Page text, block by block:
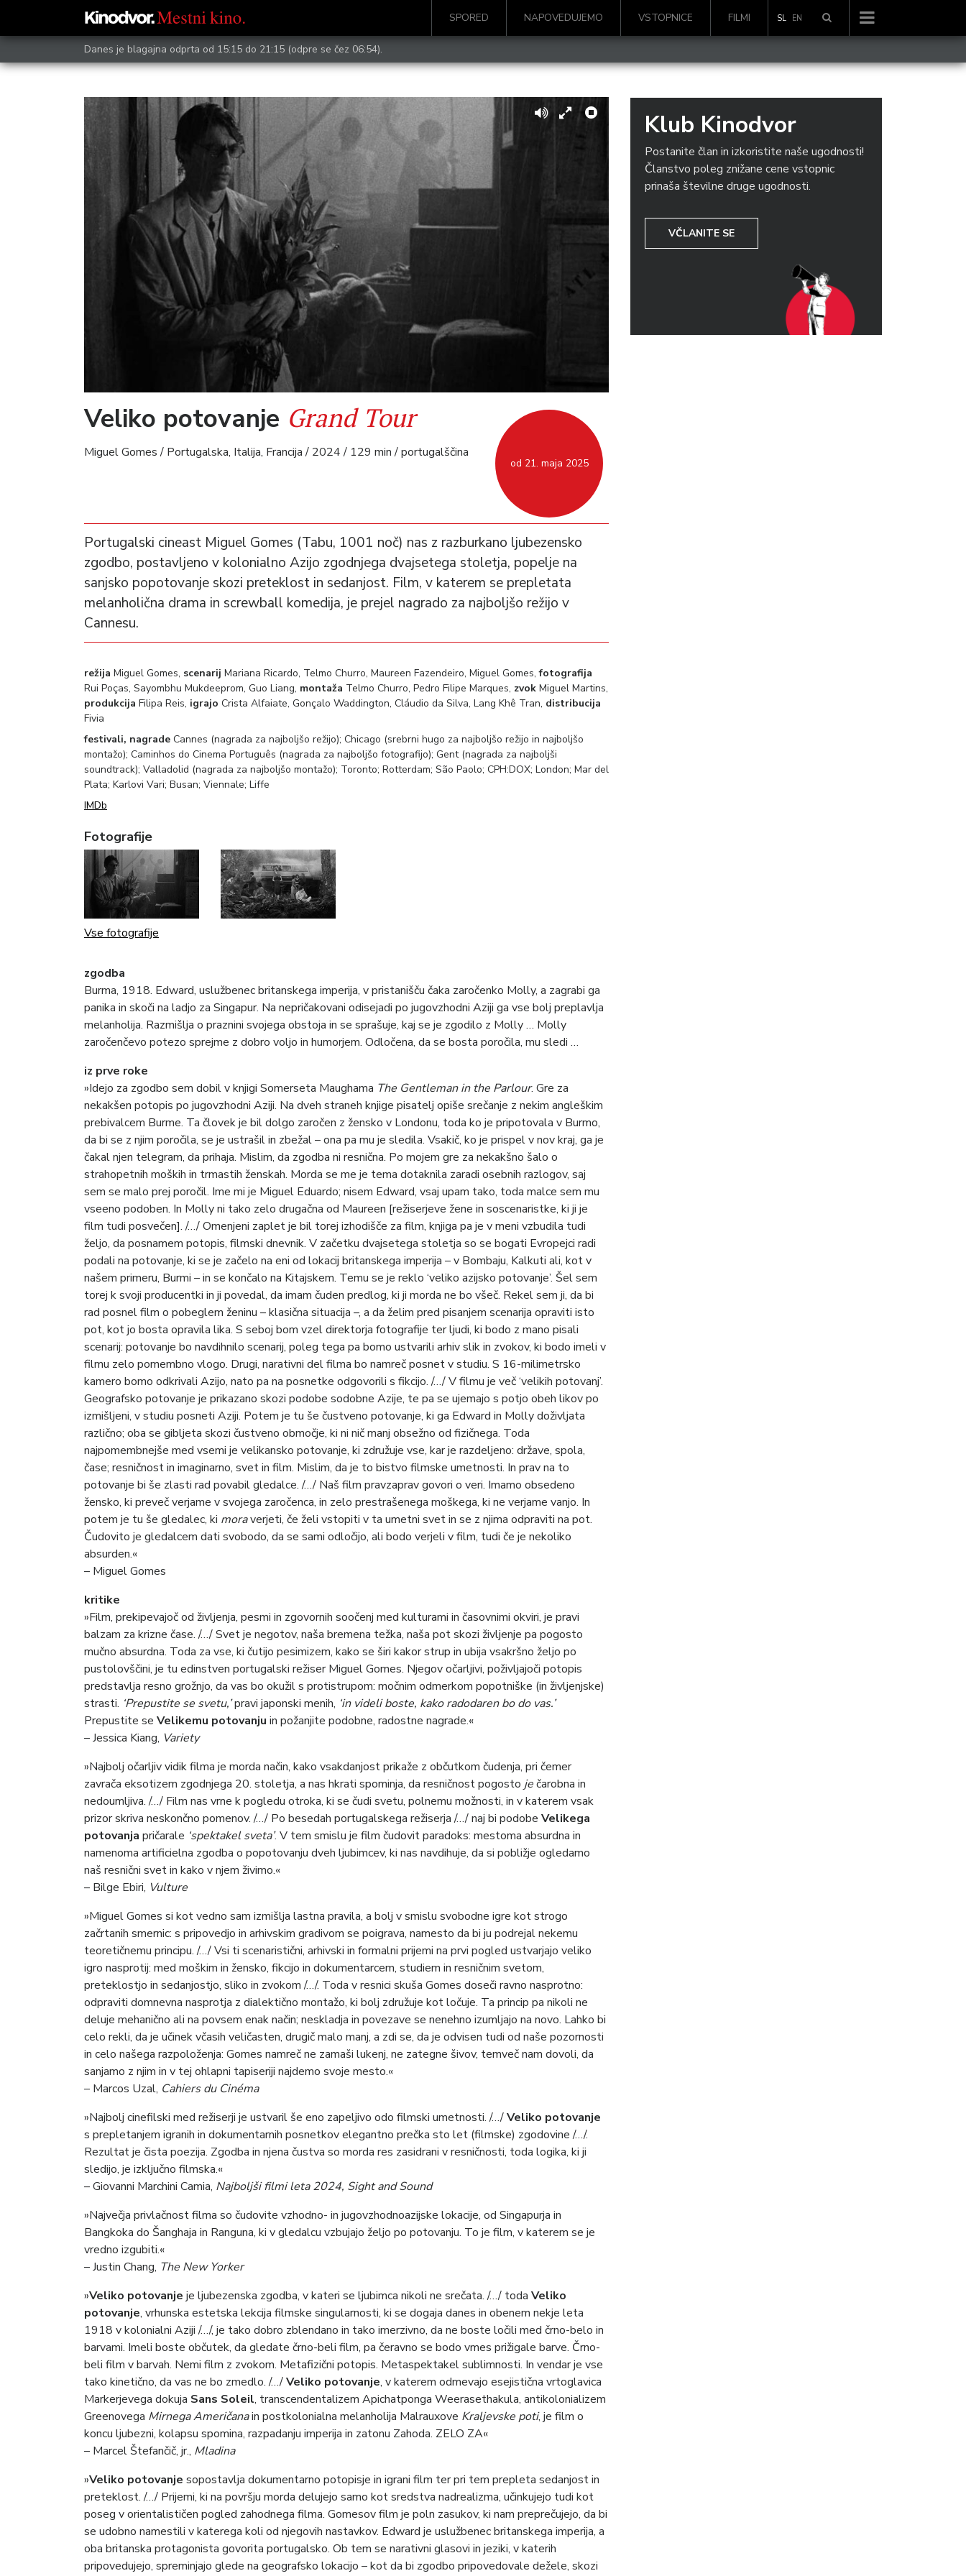
SPORED NAPOVEDUJEMO VSTOPNICE FILMI SL EN
Danes je blagajna odprta od 15:15 do 21:15 (odpre se čez 06:54).
od 21. maja 2025
Veliko potovanje Grand Tour
Miguel Gomes / Portugalska, Italija, Francija / 2024 / 129 min / portugalščina
Portugalski cineast Miguel Gomes (Tabu, 1001 noč) nas z razburkano ljubezensko
zgodbo, postavljeno v kolonialno Azijo zgodnjega dvajsetega stoletja, popelje na
sanjsko popotovanje skozi preteklost in sedanjost. Film, v katerem se prepletata
melanholična drama in screwball komedija, je prejel nagrado za najboljšo režijo v
Cannesu.
režija Miguel Gomes, scenarij Mariana Ricardo, Telmo Churro, Maureen Fazendeiro, Miguel Gomes,fotografija
Rui Poças, Sayombhu Mukdeeprom, Guo Liang, montaža Telmo Churro, Pedro Filipe Marques, zvok Miguel Martins,
produkcija Filipa Reis, igrajo Crista Alfaiate, Gonçalo Waddington, Cláudio da Silva, Lang Khê Tran, distribucija
Fivia
festivali, nagrade Cannes (nagrada za najboljšo režijo); Chicago (srebrni hugo za najboljšo režijo in najboljšo
montažo); Caminhos do Cinema Português (nagrada za najboljšo fotografijo); Gent (nagrada za najboljši
soundtrack); Valladolid (nagrada za najboljšo montažo); Toronto; Rotterdam; São Paolo; CPH:DOX; London; Mar del
Plata; Karlovi Vari; Busan; Viennale; Liffe
IMDb
Fotografije
Vse fotografije
zgodba
Burma, 1918. Edward, uslužbenec britanskega imperija, v pristanišču čaka zaročenko Molly, a zagrabi ga
panika in skoči na ladjo za Singapur. Na nepričakovani odisejadi po jugovzhodni Aziji ga vse bolj preplavlja
melanholija. Razmišlja o praznini svojega obstoja in se sprašuje, kaj se je zgodilo z Molly … Molly
zaročenčevo potezo sprejme z dobro voljo in humorjem. Odločena, da se bosta poročila, mu sledi …
iz prve roke
»Idejo za zgodbo sem dobil v knjigi Somerseta Maughama The Gentleman in the Parlour. Gre za
nekakšen potopis po jugovzhodni Aziji. Na dveh straneh knjige pisatelj opiše srečanje z nekim angleškim
prebivalcem Burme. Ta človek je bil dolgo zaročen z žensko v Londonu, toda ko je pripotovala v Burmo,
da bi se z njim poročila, se je ustrašil in zbežal – ona pa mu je sledila. Vsakič, ko je prispel v nov kraj, ga je
čakal njen telegram, da prihaja. Mislim, da zgodba ni resnična. Po mojem gre za nekakšno šalo o
strahopetnih moških in trmastih ženskah. Morda se me je tema dotaknila zaradi osebnih razlogov, saj
sem se malo prej poročil. Ime mi je Miguel Eduardo; nisem Edward, vsaj upam tako, toda malce sem mu
vseeno podoben. In Molly ni tako zelo drugačna od Maureen [režiserjeve žene in soscenaristke, ki ji je
film tudi posvečen]. /…/ Omenjeni zaplet je bil torej izhodišče za film, knjiga pa je v meni vzbudila tudi
željo, da posnamem potopis, filmski dnevnik. V začetku dvajsetega stoletja so se bogati Evropejci radi
podali na potovanje, ki se je začelo na eni od lokacij britanskega imperija – v Bombaju, Kalkuti ali, kot v
našem primeru, Burmi – in se končalo na Kitajskem. Temu se je reklo ‘veliko azijsko potovanje’. Šel sem
torej k svoji producentki in ji povedal, da imam čuden predlog, ki ji morda ne bo všeč. Rekel sem ji, da bi
rad posnel film o pobeglem ženinu – klasična situacija –, a da želim pred pisanjem scenarija opraviti isto
pot, kot jo bosta opravila lika. S seboj bom vzel direktorja fotografije ter ljudi, ki bodo z mano pisali
scenarij: potovanje bo navdihnilo scenarij, poleg tega pa bomo ustvarili arhiv slik in zvokov, ki bodo imeli v
filmu zelo pomembno vlogo. Drugi, narativni del filma bo namreč posnet v studiu. S 16-milimetrsko
kamero bomo odkrivali Azijo, nato pa na posnetke odgovorili s fikcijo. /…/ V filmu je več ‘velikih potovanj’.
Geografsko potovanje je prikazano skozi podobe sodobne Azije, te pa se ujemajo s potjo obeh likov po
izmišljeni, v studiu posneti Aziji. Potem je tu še čustveno potovanje, ki ga Edward in Molly doživljata
različno; oba se gibljeta skozi čustveno območje, ki ni nič manj obsežno od fizičnega. Toda
najpomembnejše med vsemi je velikansko potovanje, ki združuje vse, kar je razdeljeno: države, spola,
čase; resničnost in imaginarno, svet in film. Mislim, da je to bistvo filmske umetnosti. In prav na to
potovanje bi še zlasti rad povabil gledalce. /…/ Naš film pravzaprav govori o veri. Imamo obsedeno
žensko, ki preveč verjame v svojega zaročenca, in zelo prestrašenega moškega, ki ne verjame vanjo. In
potem je tu še gledalec, ki moraverjeti, če želi vstopiti v ta umetni svet in se z njima odpraviti na pot.
Čudovito je gledalcem dati svobodo, da se sami odločijo, ali bodo verjeli v film, tudi če je nekoliko
absurden.«
– Miguel Gomes
kritike
»Film, prekipevajoč od življenja, pesmi in zgovornih soočenj med kulturami in časovnimi okviri, je pravi
balzam za krizne čase. /…/ Svet je negotov, naša bremena težka, naša pot skozi življenje pa pogosto
mučno absurdna. Toda za vse, ki čutijo pesimizem, kako se širi kakor strup in ubija vsakršno željo po
pustolovščini, je tu edinstven portugalski režiser Miguel Gomes. Njegov očarljivi, poživljajoči potopis
predstavlja resno grožnjo, da vas bo okužil s protistrupom: močnim odmerkom popotniške (in življenjske)
strasti. ‘Prepustite se svetu,’pravi japonski menih, ‘in videli boste, kako radodaren bo do vas.’
Prepustite se Velikemu potovanju in požanjite podobne, radostne nagrade.«
– Jessica Kiang, Variety
»Najbolj očarljiv vidik filma je morda način, kako vsakdanjost prikaže z občutkom čudenja, pri čemer
zavrača eksotizem zgodnjega 20. stoletja, a nas hkrati spominja, da resničnost pogosto ječarobna in
nedoumljiva. /…/ Film nas vrne k pogledu otroka, ki se čudi svetu, polnemu možnosti, in v katerem vsak
prizor skriva neskončno pomenov. /…/ Po besedah portugalskega režiserja /…/ naj bi podobe Velikega
potovanja pričarale ‘spektakel sveta’. V tem smislu je film čudovit paradoks: mestoma absurdna in
namenoma artificielna zgodba o popotovanju dveh ljubimcev, ki nas navdihuje, da si pobližje ogledamo
naš resnični svet in kako v njem živimo.«
– Bilge Ebiri, Vulture
»Miguel Gomes si kot vedno sam izmišlja lastna pravila, a bolj v smislu svobodne igre kot strogo
začrtanih smernic: s pripovedjo in arhivskim gradivom se poigrava, namesto da bi ju podrejal nekemu
teoretičnemu principu. /…/ Vsi ti scenaristični, arhivski in formalni prijemi na prvi pogled ustvarjajo veliko
igro nasprotij: med moškim in žensko, fikcijo in dokumentarcem, studiem in resničnim svetom,
preteklostjo in sedanjostjo, sliko in zvokom /…/. Toda v resnici skuša Gomes doseči ravno nasprotno:
odpraviti domnevna nasprotja z dialektično montažo, ki bolj združuje kot ločuje. Ta princip pa nikoli ne
deluje mehanično ali na povsem enak način; neskladja in povezave se nenehno izumljajo na novo. Lahko bi
celo rekli, da je učinek včasih veličasten, drugič malo manj, a zdi se, da je odvisen tudi od naše pozornosti
in celo našega razpoloženja: Gomes namreč ne zamaši lukenj, ne zategne šivov, temveč nam dovoli, da
sanjamo z njim in v tej ohlapni tapiseriji najdemo svoje mesto.«
– Marcos Uzal, Cahiers du Cinéma
»Najbolj cinefilski med režiserji je ustvaril še eno zapeljivo odo filmski umetnosti. /…/Veliko potovanje
s prepletanjem igranih in dokumentarnih posnetkov elegantno prečka sto let (filmske) zgodovine /…/.
Rezultat je čista poezija. Zgodba in njena čustva so morda res zasidrani v resničnosti, toda logika, ki ji
sledijo, je izključno filmska.«
– Giovanni Marchini Camia, Najboljši filmi leta 2024, Sight and Sound
»Največja privlačnost filma so čudovite vzhodno- in jugovzhodnoazijske lokacije, od Singapurja in
Bangkoka do Šanghaja in Ranguna, ki v gledalcu vzbujajo željo po potovanju. To je film, v katerem se je
vredno izgubiti.«
– Justin Chang, The New Yorker
»Veliko potovanje je ljubezenska zgodba, v kateri se ljubimca nikoli ne srečata. /…/ toda Veliko
potovanje, vrhunska estetska lekcija filmske singularnosti, ki se dogaja danes in obenem nekje leta
1918 v kolonialni Aziji /…/, je tako dobro zblendano in tako imerzivno, da ne boste ločili med črno-belo in
barvami. Imeli boste občutek, da gledate črno-beli film, pa čeravno se bodo vmes prižigale barve. Črno-
beli film v barvah. Nemi film z zvokom. Metafizični potopis. Metaspektakel sublimnosti. In vendar je vse
tako kinetično, da vas ne bo zmedlo. /…/Veliko potovanje, v katerem odmevajo esejistična vrtoglavica
Markerjevega dokuja Sans Soleil, transcendentalizem Apichatponga Weerasethakula, antikolonializem
Greenovega Mirnega Američanain postkolonialna melanholija Malrauxove Kraljevske poti, je film o
koncu ljubezni, kolapsu spomina, razpadanju imperija in zatonu Zahoda. ZELO ZA«
– Marcel Štefančič, jr., Mladina
»Veliko potovanje sopostavlja dokumentarno potopisje in igrani film ter pri tem prepleta sedanjost in
preteklost. /…/ Prijemi, ki na površju morda delujejo samo kot sredstva nadrealizma, učinkujejo tudi kot
poseg v orientalističen pogled zahodnega filma. Gomesov film je poln zasukov, ki nam preprečujejo, da bi
se udobno namestili v katerega koli od njegovih nastavkov. Edward je uslužbenec britanskega imperija, a
oba britanska protagonista govorita portugalsko. Ob tem se narativni glasovi in jeziki, v katerih
pripovedujejo, spreminjajo glede na geografsko lokacijo – kot da bi zgodbo pripovedovale dežele, skozi
Klub Kinodvor
Postanite član in izkoristite naše ugodnosti!
Članstvo poleg znižane cene vstopnic
prinaša številne druge ugodnosti.
VČLANITE SE